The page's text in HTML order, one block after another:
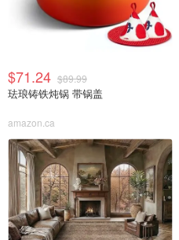
$71.24 $89.99
珐琅铸铁炖锅 带锅盖
amazon.ca